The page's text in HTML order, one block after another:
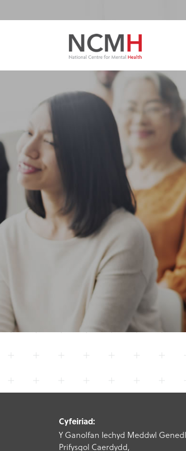
Cyfeiriad:
Y Ganolfan Iechyd Meddwl
Prifysgol Caerdydd,